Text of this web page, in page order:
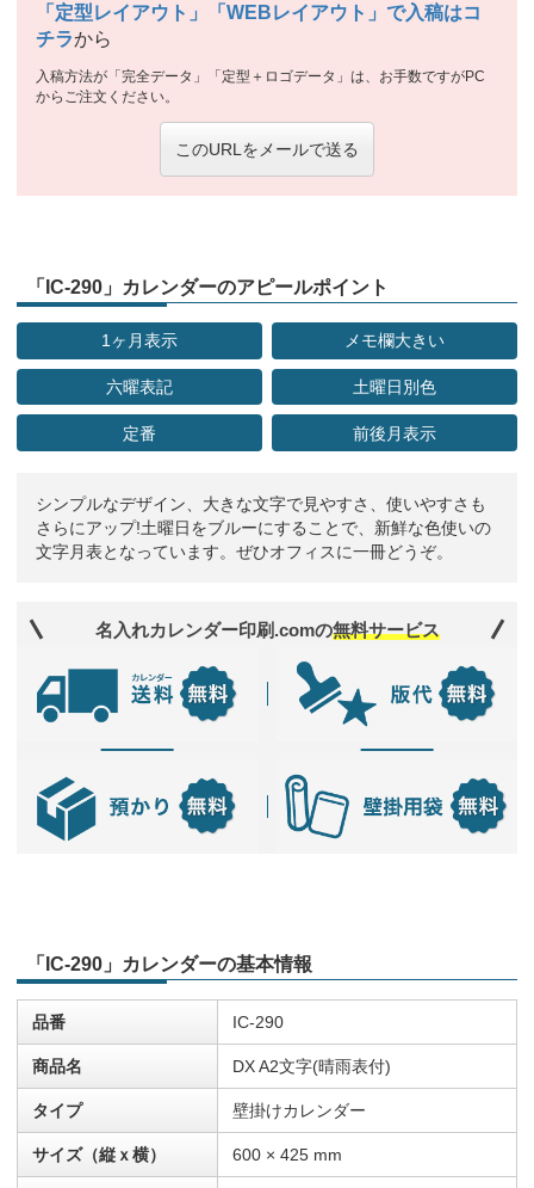
「定型レイアウト」「WEBレイアウト」で入稿はコ
チラから
入稿方法が「完全データ」「定型＋ロゴデータ」は、お手数ですがPC
からご注文ください。
このURLをメールで送る
「IC-290」カレンダーのアピールポイント
1ヶ月表示 メモ欄大きい
六曜表記 土曜日別色
定番 前後月表示
シンプルなデザイン、大きな文字で見やすさ、使いやすさも
さらにアップ!土曜日をブルーにすることで、新鮮な色使いの
文字月表となっています。ぜひオフィスに一冊どうぞ。
名入れカレンダー印刷.comの無料サービス
「IC-290」カレンダーの基本情報
品番 IC-290
商品名 DX A2文字(晴雨表付)
タイプ 壁掛けカレンダー
サイズ（縦ｘ横） 600 × 425 mm